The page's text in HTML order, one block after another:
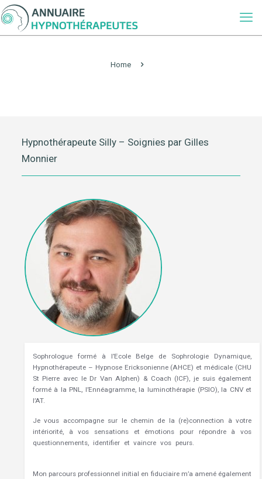
Home
Hypnothérapeute Silly – Soignies par Gilles
Monnier
Sophrologue formé à l’Ecole Belge de Sophrologie Dynamique,
Hypnothérapeute – Hypnose Ericksonienne (AHCE) et médicale (CHU
St Pierre avec le Dr Van Alphen) & Coach (ICF), je suis également
formé à la PNL, l’Ennéagramme, la luminothérapie (PSIO), la CNV et
l’AT.
Je vous accompagne sur le chemin de la (re)connection à votre
intériorité, à vos sensations et émotions pour répondre à vos
questionnements, identifier et vaincre vos peurs.
Mon parcours professionnel initial en fiduciaire m’a amené également